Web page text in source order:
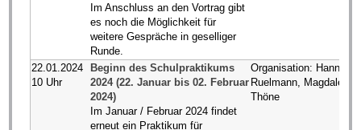
Im Anschluss an den Vortrag gibt
es noch die Möglichkeit für
weitere Gespräche in geselliger
Runde.
22.01.2024
10 Uhr
Beginn des Schulpraktikums
2024 (22. Januar bis 02. Februar
2024)
Im Januar / Februar 2024 findet
erneut ein Praktikum für
Organisation: Hannes
Ruelmann, Magdalena
Thöne